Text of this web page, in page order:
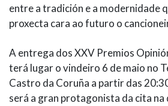
entre a tradición e a modernidade
proxecta cara ao futuro o
A entrega dos XXV Premios
terá lugar o vindeiro 6 de maio no
Castro da Coruña a partir das
será a gran protagonista da cita na